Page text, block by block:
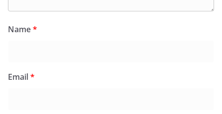
Name*
Email*